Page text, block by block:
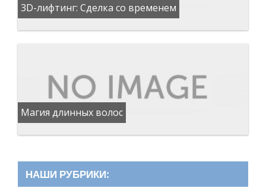
3D-лифтинг: Сделка со временем
Магия длинных волос
НАШИ РУБРИКИ: